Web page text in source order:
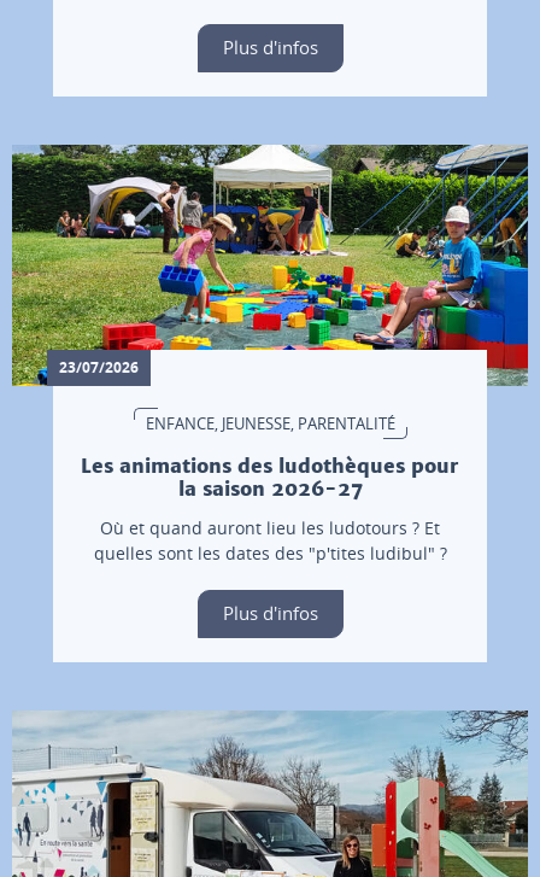
Plus d'infos
23/07/2026
ENFANCE, JEUNESSE, PARENTALITÉ
Les animations des ludothèques pour
la saison 2026-27
Où et quand auront lieu les ludotours ? Et
quelles sont les dates des "p'tites ludibul" ?
Plus d'infos